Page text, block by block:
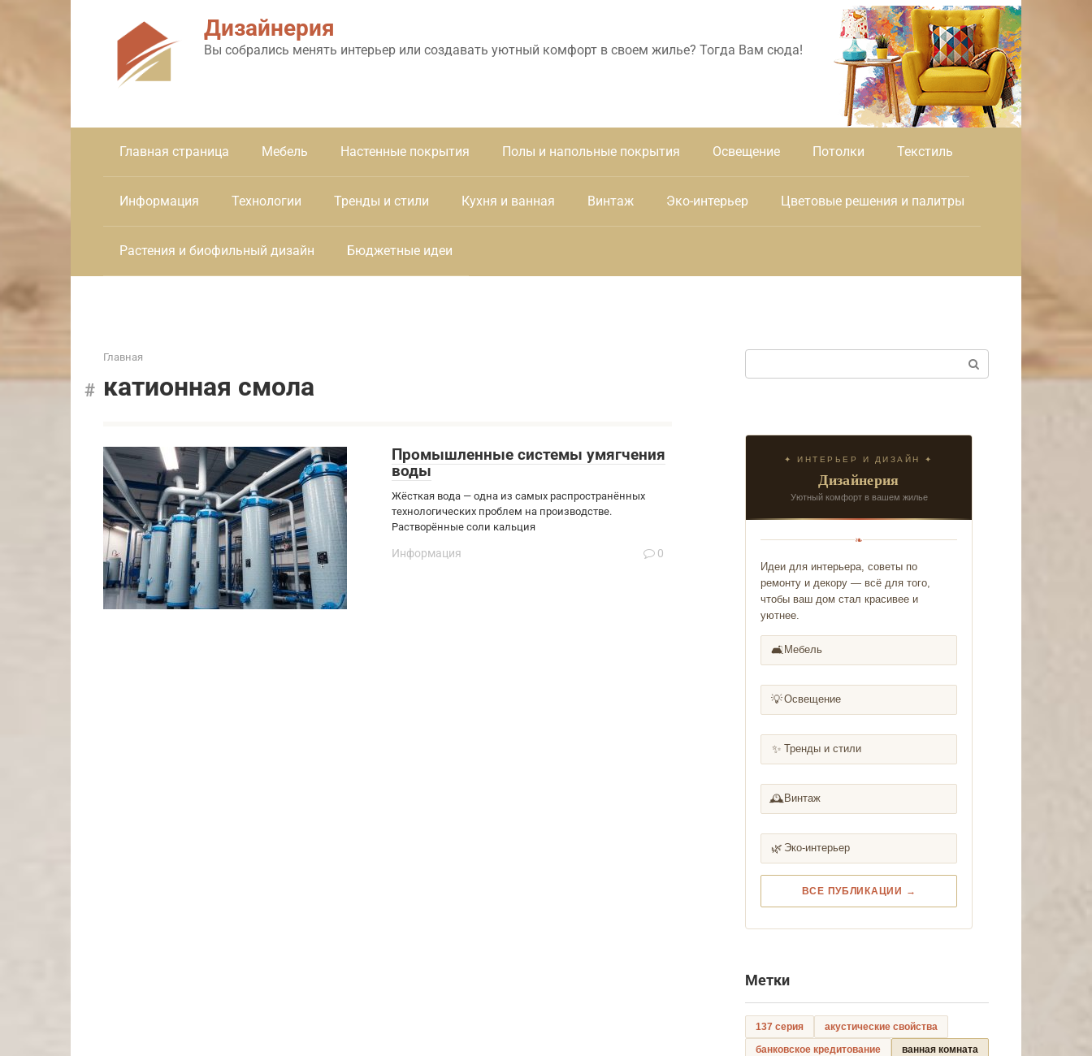
Дизайнерия
Вы собрались менять интерьер или создавать уютный комфорт в своем жилье? Тогда Вам сюда!
Главная страница Мебель Настенные покрытия Полы и напольные покрытия Освещение Потолки Текстиль
Информация Технологии Тренды и стили Кухня и ванная Винтаж Эко-интерьер Цветовые решения и палитры
Растения и биофильный дизайн Бюджетные идеи
Главная
катионная смола
Промышленные системы умягчения
воды
Жёсткая вода — одна из самых распространённых
технологических проблем на производстве.
Растворённые соли кальция
Информация 0
✦ ИНТЕРЬЕР И ДИЗАЙН ✦
Дизайнерия
Уютный комфорт в вашем жилье
❧
Идеи для интерьера, советы по
ремонту и декору — всё для того,
чтобы ваш дом стал красивее и
уютнее.
🛋️ Мебель
💡Освещение
✨ Тренды и стили
🕰️ Винтаж
🌿 Эко-интерьер
ВСЕ ПУБЛИКАЦИИ →
Метки
137 серия
акустические свойства
банковское кредитование
ванная комната